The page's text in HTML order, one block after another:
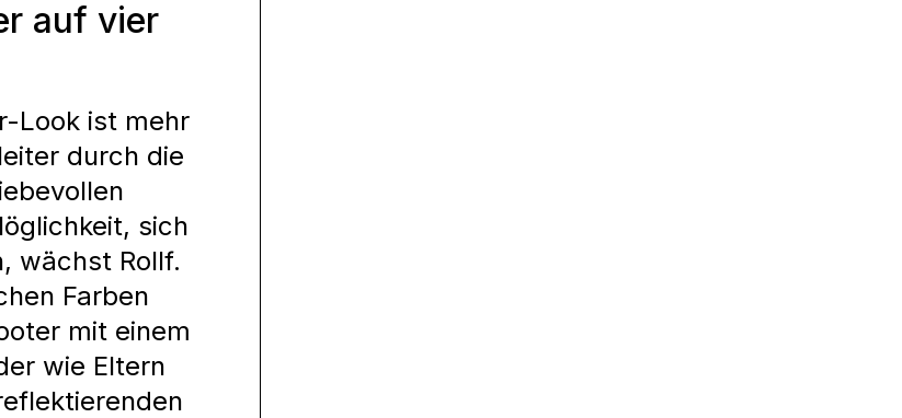
auf vier
Look ist mehr
durch die
sich
wächst Rollf.
Farben
mit einem
wie Eltern